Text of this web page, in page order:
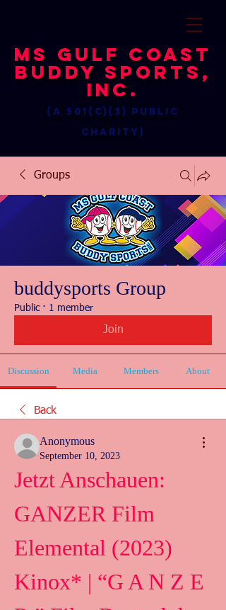
MS Gulf Coast
Buddy Sports,
Inc.
(a 501(c)(3) public
charity)
Groups
buddysports Group
Public · 1 member
Join
Discussion Media Members About
Back
Anonymous
September 10, 2023
Jetzt Anschauen:
GANZER Film
Elemental (2023)
Kinox* | “G A N Z E